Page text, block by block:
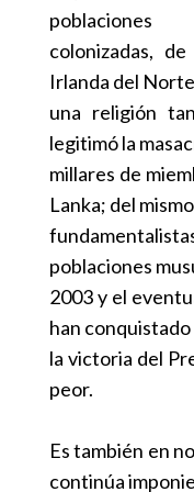
poblaciones
colonizadas,
Irlanda del
una religión
legitimó la
millares de
Lanka; del
poblaciones
2003 y el
han
la victoria del
peor.
Es también en
continúa